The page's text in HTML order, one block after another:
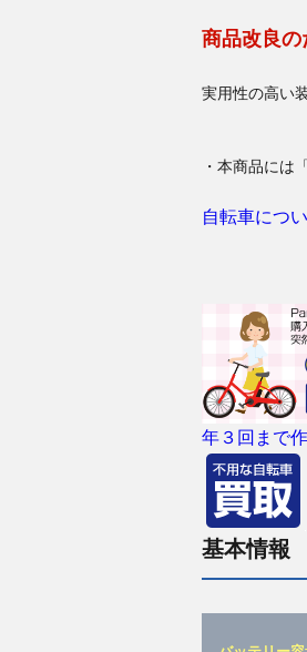
商品改良の
実用性の高い
・本商品には
自転車につ
年３回まで
基本情報